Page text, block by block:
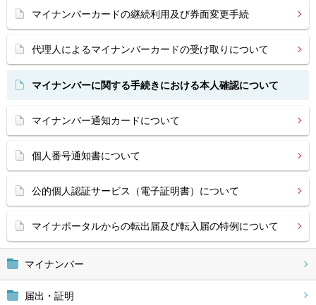
マイナンバー
届出・証明
マイナンバーカードの継続利用及び券面変更手続
代理人によるマイナンバーカードの受け取りについて
マイナンバーに関する手続きにおける本人確認について
マイナンバー通知カードについて
個人番号通知書について
公的個人認証サービス（電子証明書）について
マイナポータルからの転出届及び転入届の特例について